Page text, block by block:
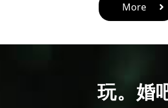
More
玩。婚